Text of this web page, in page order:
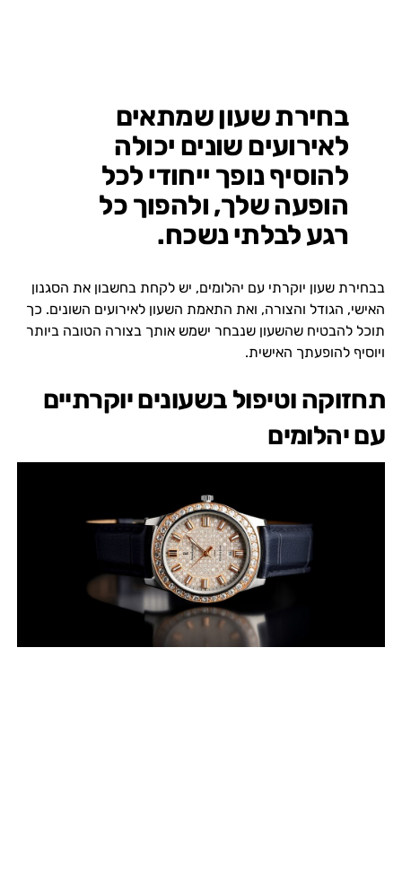
בחירת שעון שמתאים
לאירועים שונים יכולה
להוסיף נופך ייחודי לכל
הופעה שלך, ולהפוך כל
רגע לבלתי נשכח.
בבחירת שעון יוקרתי עם יהלומים, יש לקחת בחשבון את הסגנון
האישי, הגודל והצורה, ואת התאמת השעון לאירועים השונים. כך
תוכל להבטיח שהשעון שנבחר ישמש אותך בצורה הטובה ביותר
ויוסיף להופעתך האישית.
תחזוקה וטיפול בשעונים יוקרתיים
עם יהלומים